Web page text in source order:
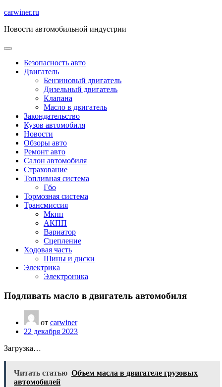
Перейти
содержимому
carwiner.ru
Новости автомобильной индустрии
Безопасность авто
Двигатель
Бензиновый двигатель
Дизельный двигатель
Клапана
Масло в двигатель
Закондательство
Кузов автомобиля
Новости
Обзоры авто
Ремонт авто
Салон автомобиля
Страхование
Топливная система
Гбо
Тормозная система
Трансмиссия
Мкпп
АКПП
Вариатор
Сцепление
Ходовая часть
Шины и диски
Электрика
Электроника
Подливать масло в двигатель автомобиля
от carwiner
22 декабря 2023
Загрузка…
Читать статью Объем масла в двигателе грузовых
автомобилей